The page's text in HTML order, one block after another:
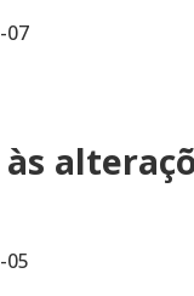
07
05